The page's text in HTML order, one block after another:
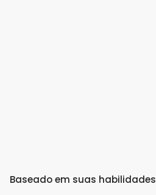
Baseado em suas habilidades